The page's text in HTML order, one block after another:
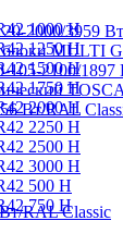
1000 H
1250 H
1500 H
1750 H
2000 H
2250 H
2500 H
3000 H
500 H
750 H